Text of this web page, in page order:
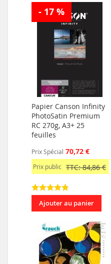
- 17 %
Papier Canson Infinity
PhotoSatin Premium
RC 270g, A3+ 25
feuilles
Prix Spécial 70,72 €
Prix public TTC: 84,86 €
Ajouter au panier